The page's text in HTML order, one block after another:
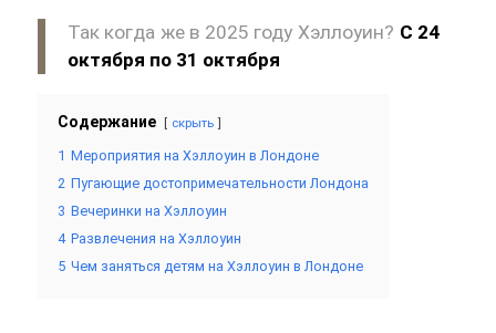
Так когда же в 2025 году Хэллоуин? С 24
октября по 31 октября
Содержание скрыть
1 Мероприятия на Хэллоуин в Лондоне
2 Пугающие достопримечательности Лондона
3 Вечеринки на Хэллоуин
4 Развлечения на Хэллоуин
5 Чем заняться детям на Хэллоуин в Лондоне